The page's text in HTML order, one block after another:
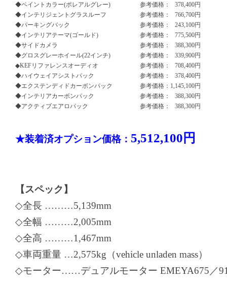
◆ペイントカラー(ボレアルグレー) 参考価格：
378,400円
◆インテリジェントグラスルーフ
参考価格：
766,700円
◆パーキングパック
参考価格：
243,100円
◆インテリアテーマ(ゴールド)
参考価格：
775,500円
◆サイドカメラ
参考価格：
388,300円
◆グロスグレーホイール(22インチ)
参考価格：
339,900円
◆KEFリファレンスオーディオ
参考価格：
708,400円
◆ハイウェイアシストパック
参考価格：
378,400円
◆エクステンディドカーボンパック
参考価格： 1,145,100円
◆インテリアカーボンパック
参考価格：
388,300円
◆アクティブエアロパック
参考価格： 388,300円
★装着済オプション価格： 5,512,100円
【スペック】
◇全長 ………5,139mm
◇全幅 ………2,005mm
◇全高 ………1,467mm
◇車両重量 …2,575kg（vehicle unladen mass）
◇モーター……デュアルモーター EMEYA675／